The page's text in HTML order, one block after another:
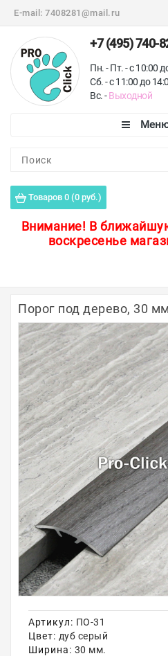
E-mail: 7408281@mail.ru
+7 (495) 740-
Пн. - Пт. - с 10:00
Сб. - с 11:00 до
Вс. -Выходной
Товаров 0 (0 руб.)
Внимание! В
воскресенье
Пороги для пола
Защитные уголки
Полосы из металла
Плинтуса
Профили для стекла и SPC
Обводы для труб
Алюминиевые профили
Крепёж и крепления
Садовая мебель
Оплата
Доставка
Самовывоз
Контакты
Акции
Порог под дерево, 30
Артикул: ПО-31
Цвет: дуб серый
Ширина: 30 мм.